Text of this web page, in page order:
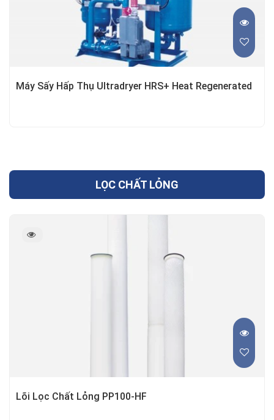
Máy Sấy Hấp Thụ Ultradryer HRS+ Heat Regenerated
LỌC CHẤT LỎNG
Lõi Lọc Chất Lỏng PP100-HF